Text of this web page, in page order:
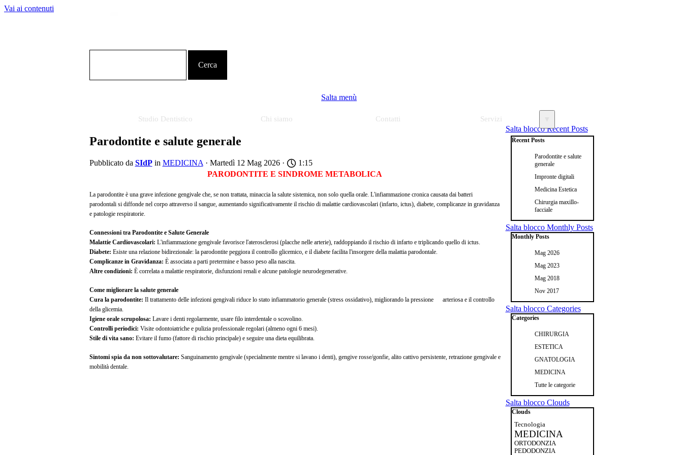
Vai ai contenuti
Cerca
Salta menù
Studio Dentistico Chi siamo Contatti Servizi
Parodontite e salute generale
Pubblicato da SIdPin MEDICINA · Martedì 12 Mag 2026 ·
1:15
PARODONTITE E SINDROME METABOLICA
La parodontite è una grave infezione gengivale che, se non trattata, minaccia la salute sistemica, non solo quella orale. L'infiammazione cronica causata dai batteri
parodontali si diffonde nel corpo attraverso il sangue, aumentando significativamente il rischio di malattie cardiovascolari (infarto, ictus), diabete, complicanze in gravidanza
e patologie respiratorie.
Connessioni tra Parodontite e Salute Generale
Malattie Cardiovascolari: L'infiammazione gengivale favorisce l'aterosclerosi (placche nelle arterie), raddoppiando il rischio di infarto e triplicando quello di ictus.
Diabete: Esiste una relazione bidirezionale: la parodontite peggiora il controllo glicemico, e il diabete facilita l'insorgere della malattia parodontale.
Complicanze in Gravidanza: È associata a parti pretermine e basso peso alla nascita.
Altre condizioni: È correlata a malattie respiratorie, disfunzioni renali e alcune patologie neurodegenerative.
Come migliorare la salute generale
Cura la parodontite: Il trattamento delle infezioni gengivali riduce lo stato infiammatorio generale (stress ossidativo), migliorando la pressione arteriosa e il controllo
della glicemia.
Igiene orale scrupolosa: Lavare i denti regolarmente, usare filo interdentale o scovolino.
Controlli periodici: Visite odontoiatriche e pulizia professionale regolari (almeno ogni 6 mesi).
Stile di vita sano: Evitare il fumo (fattore di rischio principale) e seguire una dieta equilibrata.
Sintomi spia da non sottovalutare: Sanguinamento gengivale (specialmente mentre si lavano i denti), gengive rosse/gonfie, alito cattivo persistente, retrazione gengivale e
mobilità dentale.
Salta blocco Recent Posts
Recent Posts
Parodontite e salute
generale
Impronte digitali
Medicina Estetica
Chirurgia maxillo-
facciale
Salta blocco Monthly Posts
Monthly Posts
Mag 2026
Mag 2023
Mag 2018
Nov 2017
Salta blocco Categories
Categories
CHIRURGIA
ESTETICA
GNATOLOGIA
MEDICINA
Tutte le categorie
Salta blocco Clouds
Clouds
Tecnologia
MEDICINA
ORTODONZIA
PEDODONZIA